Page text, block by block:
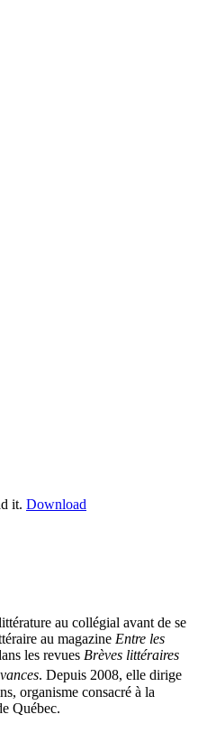
it. Download
au collégial avant de se
au magazine Entre les
les revues Brèves littéraires
. Depuis 2008, elle dirige
organisme consacré à la
Québec.